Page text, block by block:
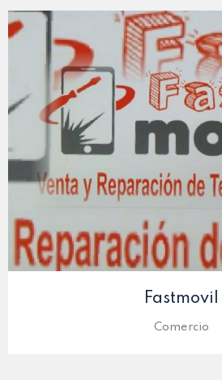
Fastmovil
Comercio